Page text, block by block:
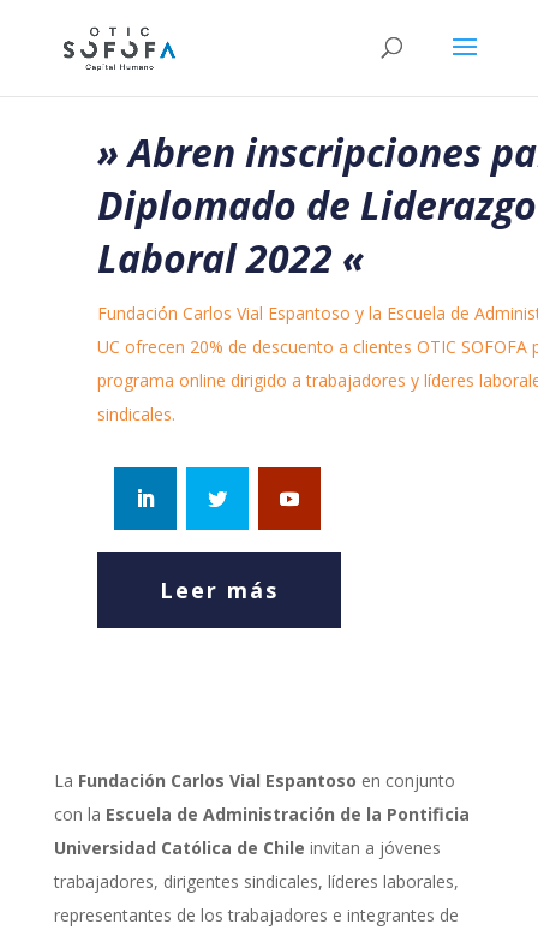
» Abren inscripciones
Diplomado de Liderazgo
Laboral 2022 «
Fundación Carlos Vial Espantoso y la Escuela de
UC ofrecen 20% de descuento a clientes OTIC SOFOFA
programa online dirigido a trabajadores y líderes
sindicales.
Leer más
La Fundación Carlos Vial Espantoso en conjunto
con la Escuela de Administración de la Pontificia
Universidad Católica de Chile invitan a jóvenes
trabajadores, dirigentes sindicales, líderes laborales,
representantes de los trabajadores e integrantes de